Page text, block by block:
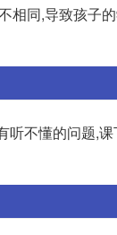
同,导致孩子
不懂的问题,